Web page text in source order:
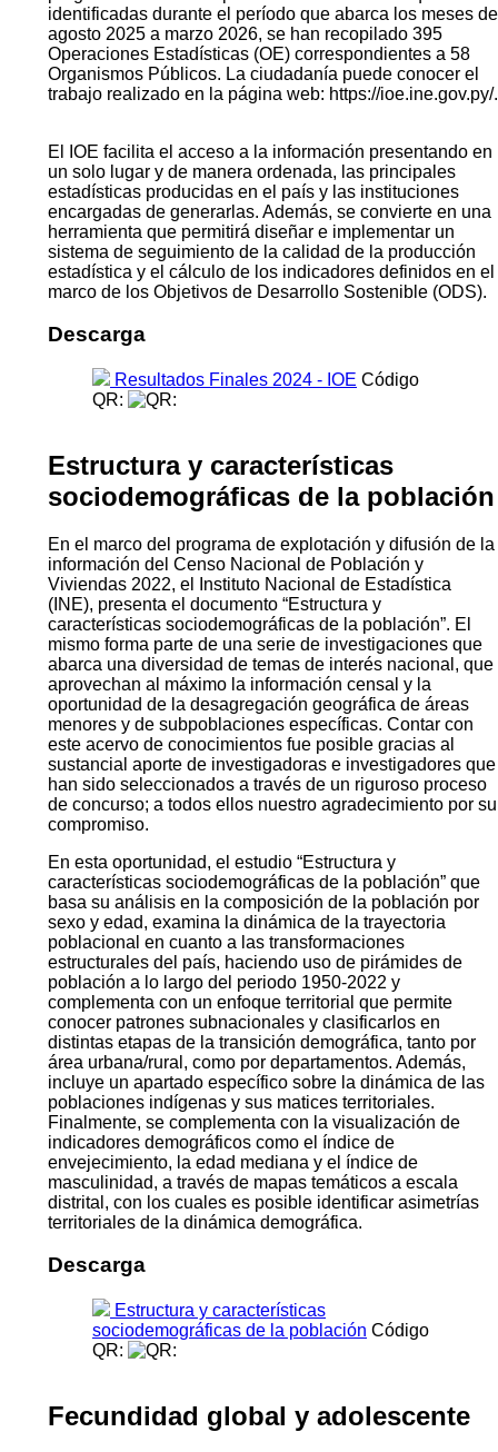
identificadas durante el período que abarca los meses de
agosto 2025 a marzo 2026, se han recopilado 395
Operaciones Estadísticas (OE) correspondientes a 58
Organismos Públicos. La ciudadanía puede conocer el
trabajo realizado en la página web: https://ioe.ine.gov.py/.
El IOE facilita el acceso a la información presentando en
un solo lugar y de manera ordenada, las principales
estadísticas producidas en el país y las instituciones
encargadas de generarlas. Además, se convierte en una
herramienta que permitirá diseñar e implementar un
sistema de seguimiento de la calidad de la producción
estadística y el cálculo de los indicadores definidos en el
marco de los Objetivos de Desarrollo Sostenible (ODS).
Descarga
Resultados Finales 2024 - IOE Código
QR:
Estructura y características
sociodemográficas de la población
En el marco del programa de explotación y difusión de la
información del Censo Nacional de Población y
Viviendas 2022, el Instituto Nacional de Estadística
(INE), presenta el documento “Estructura y
características sociodemográficas de la población”. El
mismo forma parte de una serie de investigaciones que
abarca una diversidad de temas de interés nacional, que
aprovechan al máximo la información censal y la
oportunidad de la desagregación geográfica de áreas
menores y de subpoblaciones específicas. Contar con
este acervo de conocimientos fue posible gracias al
sustancial aporte de investigadoras e investigadores que
han sido seleccionados a través de un riguroso proceso
de concurso; a todos ellos nuestro agradecimiento por su
compromiso.
En esta oportunidad, el estudio “Estructura y
características sociodemográficas de la población” que
basa su análisis en la composición de la población por
sexo y edad, examina la dinámica de la trayectoria
poblacional en cuanto a las transformaciones
estructurales del país, haciendo uso de pirámides de
población a lo largo del periodo 1950-2022 y
complementa con un enfoque territorial que permite
conocer patrones subnacionales y clasificarlos en
distintas etapas de la transición demográfica, tanto por
área urbana/rural, como por departamentos. Además,
incluye un apartado específico sobre la dinámica de las
poblaciones indígenas y sus matices territoriales.
Finalmente, se complementa con la visualización de
indicadores demográficos como el índice de
envejecimiento, la edad mediana y el índice de
masculinidad, a través de mapas temáticos a escala
distrital, con los cuales es posible identificar asimetrías
territoriales de la dinámica demográfica.
Descarga
Estructura y características
sociodemográficas de la población Código
QR:
Fecundidad global y adolescente